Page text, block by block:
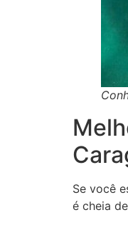
Se você
é cheia